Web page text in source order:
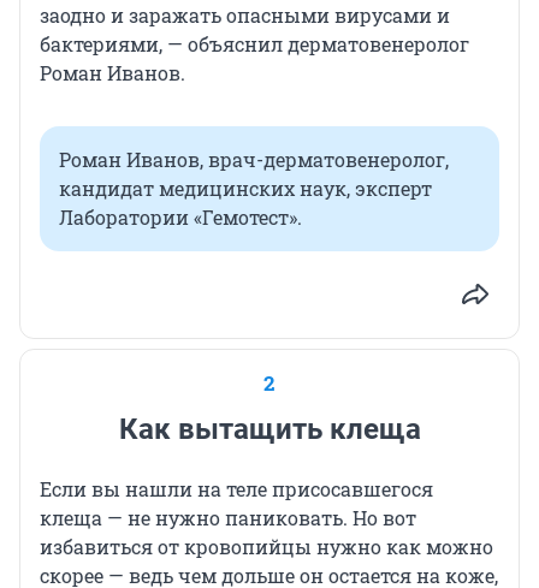
заодно и заражать опасными вирусами и
бактериями, — объяснил дерматовенеролог
Роман Иванов.
Роман Иванов, врач-дерматовенеролог,
кандидат медицинских наук, эксперт
Лаборатории «Гемотест».
2
Как вытащить клеща
Если вы нашли на теле присосавшегося
клеща — не нужно паниковать. Но вот
избавиться от кровопийцы нужно как можно
скорее — ведь чем дольше он остается на коже,